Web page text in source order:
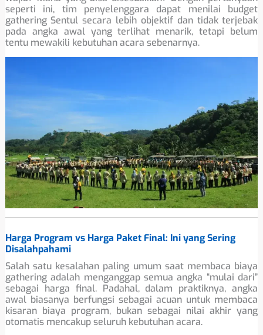
seperti ini, tim penyelenggara dapat menilai budget
gathering Sentul secara lebih objektif dan tidak terjebak
pada angka awal yang terlihat menarik, tetapi belum
tentu mewakili kebutuhan acara sebenarnya.
Harga Program vs Harga Paket Final: Ini yang Sering
Disalahpahami
Salah satu kesalahan paling umum saat membaca biaya
gathering adalah menganggap semua angka “mulai dari”
sebagai harga final. Padahal, dalam praktiknya, angka
awal biasanya berfungsi sebagai acuan untuk membaca
kisaran biaya program, bukan sebagai nilai akhir yang
otomatis mencakup seluruh kebutuhan acara.